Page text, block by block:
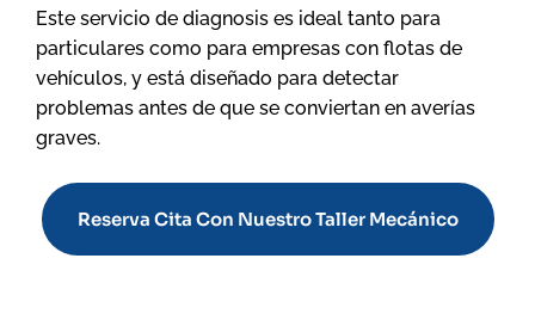
Este servicio de diagnosis es ideal tanto para
particulares como para empresas con flotas de
vehículos, y está diseñado para detectar
problemas antes de que se conviertan en averías
graves.
Reserva Cita Con Nuestro Taller Mecánico